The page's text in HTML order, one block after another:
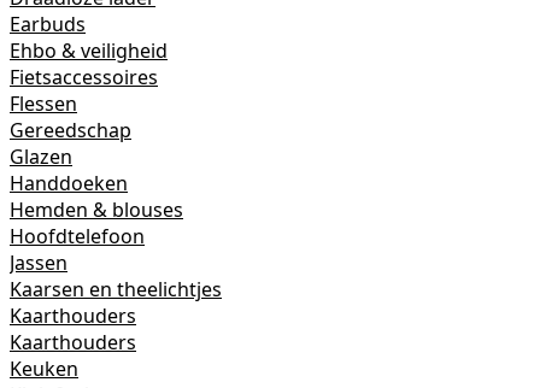
Earbuds
Ehbo & veiligheid
Fietsaccessoires
Flessen
Gereedschap
Glazen
Handdoeken
Hemden & blouses
Hoofdtelefoon
Jassen
Kaarsen en theelichtjes
Kaarthouders
Kaarthouders
Keuken